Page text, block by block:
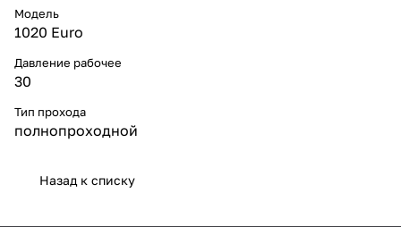
Модель
1020 Euro
Давление рабочее
30
Тип прохода
полнопроходной
Назад к списку